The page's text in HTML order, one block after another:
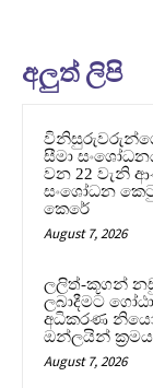
අලුත් ලිපි
විනිසුරුවරුන්ගේ
සීමා
වන 22 වැනි
සංශෝධන
කෙරේ
August 7, 2026
ලලිත්-කූගන්
ලබාදීමට
අධිකරණ
ඔන්ලයින්
August 7, 2026